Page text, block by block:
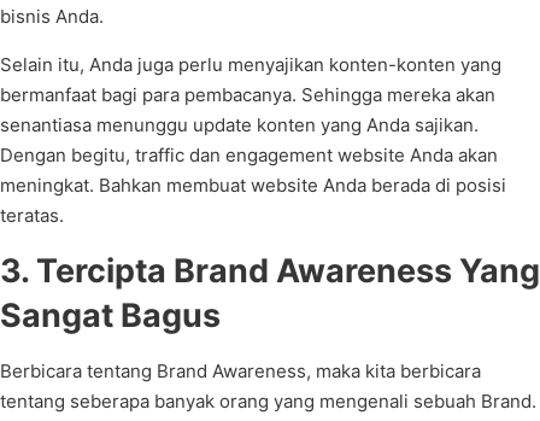
bisnis Anda.
Selain itu, Anda juga perlu menyajikan konten-konten yang
bermanfaat bagi para pembacanya. Sehingga mereka akan
senantiasa menunggu update konten yang Anda sajikan.
Dengan begitu, traffic dan engagement website Anda akan
meningkat. Bahkan membuat website Anda berada di posisi
teratas.
3. Tercipta Brand Awareness Yang
Sangat Bagus
Berbicara tentang Brand Awareness, maka kita berbicara
tentang seberapa banyak orang yang mengenali sebuah Brand.